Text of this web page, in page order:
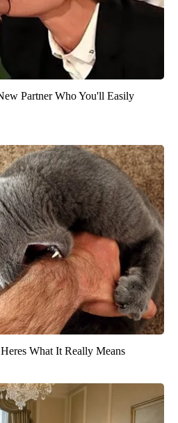
Partner Who You'll Easily
What It Really Means